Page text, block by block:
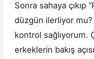
Sonra sahaya çıkıp
düzgün ilerliyor mu?
kontrol sağlıyorum.
erkeklerin bakış